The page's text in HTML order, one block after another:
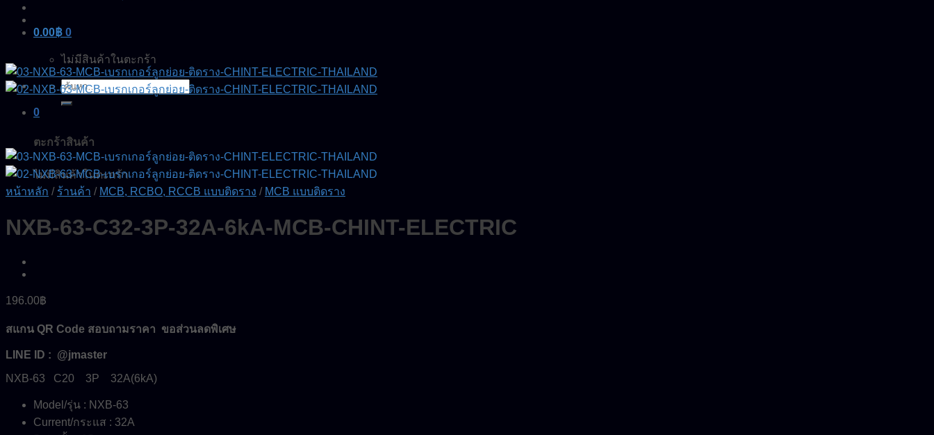
0.00฿ 0
ไม่มีสินค้าในตะกร้า
ค้นหา:
0
ตะกร้าสินค้า
ไม่มีสินค้าในตะกร้า
หน้าหลัก / ร้านค้า / MCB, RCBO, RCCB แบบติดราง / MCB แบบติดราง
NXB-63-C32-3P-32A-6kA-MCB-CHINT-ELECTRIC
196.00฿
สแกน QR Code สอบถามราคา ขอส่วนลดพิเศษ
LINE ID : @jmaster
NXB-63 C20 3P 32A(6kA)
Model/รุ่น : NXB-63
Current/กระแส : 32A